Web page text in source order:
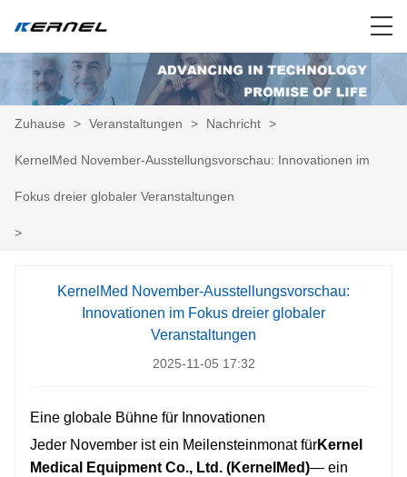
Zuhause > Veranstaltungen > Nachricht >
KernelMed November-Ausstellungsvorschau: Innovationen im
Fokus dreier globaler Veranstaltungen
>
KernelMed November-Ausstellungsvorschau:
Innovationen im Fokus dreier globaler
Veranstaltungen
2025-11-05 17:32
Eine globale Bühne für Innovationen
Jeder November ist ein Meilensteinmonat fürKernel
Medical Equipment Co., Ltd. (KernelMed)— ein